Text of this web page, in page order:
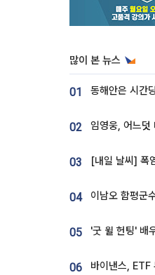
많이 본 뉴스
01
02
03
04
05
06